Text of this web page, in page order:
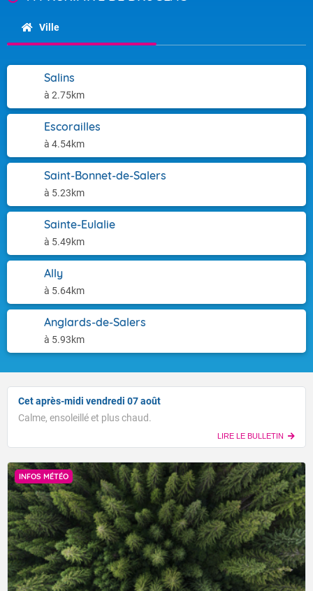
Ville
Salins
à 2.75km
Escorailles
à 4.54km
Saint-Bonnet-de-Salers
à 5.23km
Sainte-Eulalie
à 5.49km
Ally
à 5.64km
Anglards-de-Salers
à 5.93km
Cet après-midi vendredi 07 août
Calme, ensoleillé et plus chaud.
LIRE LE BULLETIN
INFOS MÉTÉO